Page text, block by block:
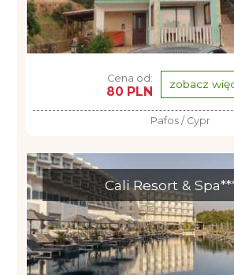
Cena od:
80 PLN zobacz
Pafos / Cypr
Cali Resort &